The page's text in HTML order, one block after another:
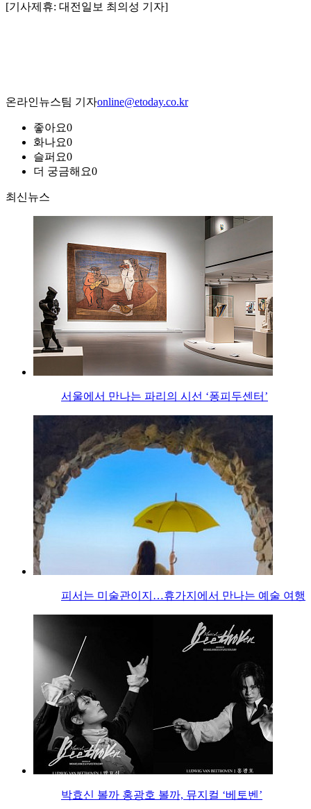
[기사제휴: 대전일보 최의성 기자]
온라인뉴스팀 기자online@etoday.co.kr
좋아요0
화나요0
슬퍼요0
더 궁금해요0
최신뉴스
서울에서 만나는 파리의 시선 ‘퐁피두센터’
피서는 미술관이지…휴가지에서 만나는 예술 여행
박효신 볼까 홍광호 볼까, 뮤지컬 ‘베토벤’